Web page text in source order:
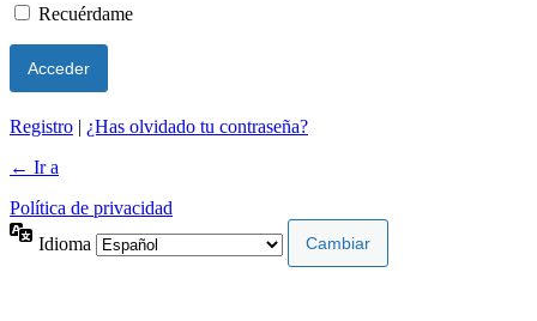
Recuérdame
Registro | ¿Has olvidado tu contraseña?
← Ir a
Política de privacidad
Idioma